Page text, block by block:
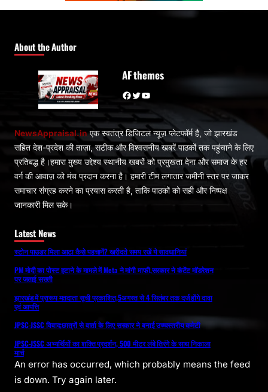
About the Author
AF themes
Facebook Twitter YouTube
NewsAppraisal.inएक स्वतंत्र डिजिटल न्यूज़ प्लेटफॉर्म है, जो झारखंड
सहित देश-प्रदेश की ताज़ा, सटीक और विश्वसनीय खबरें पाठकों तक पहुंचाने के लिए
प्रतिबद्ध है।हमारा मुख्य उद्देश्य स्थानीय खबरों को प्रमुखता देना और समाज के हर
वर्ग की आवाज़ को मंच प्रदान करना है। हमारी टीम लगातार जमीनी स्तर पर जाकर
समाचार संग्रह करने का प्रयास करती है, ताकि पाठकों को सही और निष्पक्ष
जानकारी मिल सके।
Latest News
स्टोन पाउडर मिला आटा कैसे पहचानें? खरीदते समय रखें ये सावधानियां
PM मोदी का पोस्ट हटाने के मामले में Meta ने मांगी माफी,सरकार ने कंटेंट मॉडरेशन
पर जताई सख्ती
झारखंड में प्रारूप मतदाता सूची प्रकाशित,5अगस्त से 4 सितंबर तक दर्ज होंगे दावा
एवं आपत्ति
JPSC-JSSC विवाद:छात्रों से वार्ता के लिए सरकार ने बनाई उच्चस्तरीय कमेटी
JPSC-JSSC अभ्यर्थियों का शक्ति प्रदर्शन, 500 मीटर लंबे तिरंगे के साथ निकाला
मार्च
An error has occurred, which probably means the feed
is down. Try again later.